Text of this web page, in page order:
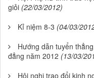
giỏi (22/03/2012)
Kỉ niệm 8-3 (04/03/
Hướng dẫn tuyển
đẳng năm 2012 (13/03/
Hội nghị trao đổi kinh